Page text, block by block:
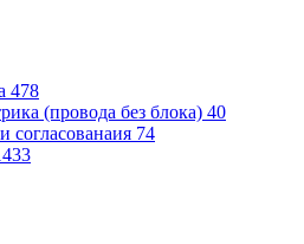
478
(провода без блока) 40
согласованаия 74